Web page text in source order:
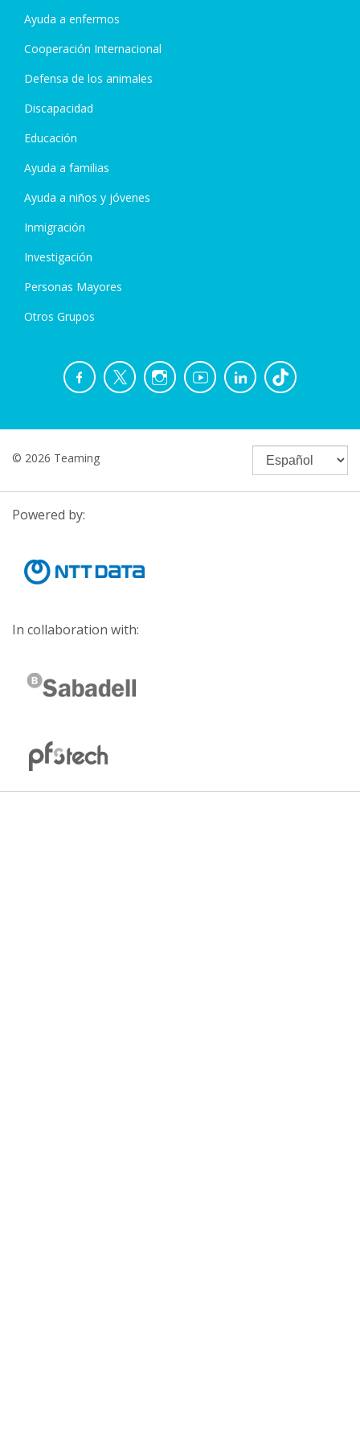
Ayuda a enfermos
Cooperación Internacional
Defensa de los animales
Discapacidad
Educación
Ayuda a familias
Ayuda a niños y jóvenes
Inmigración
Investigación
Personas Mayores
Otros Grupos
© 2026 Teaming
Powered by:
In collaboration with: